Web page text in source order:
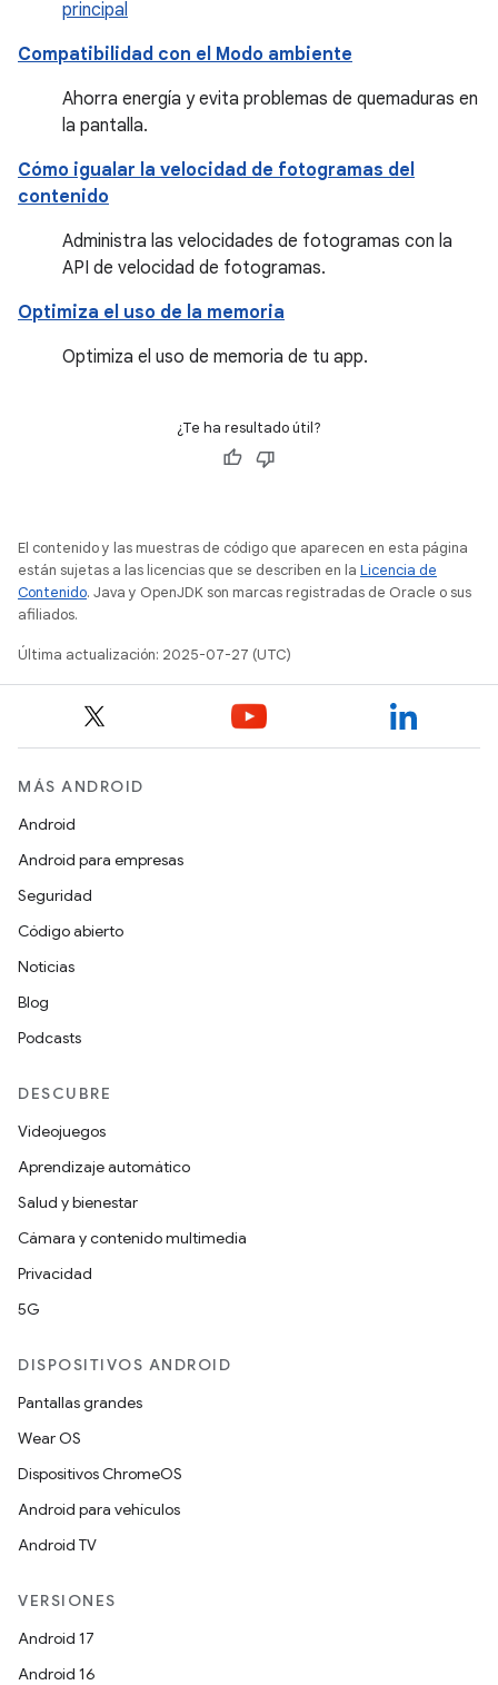
principal
Compatibilidad con el Modo ambiente
Ahorra energía y evita problemas de quemaduras en
la pantalla.
Cómo igualar la velocidad de fotogramas del
contenido
Administra las velocidades de fotogramas con la
API de velocidad de fotogramas.
Optimiza el uso de la memoria
Optimiza el uso de memoria de tu app.
¿Te ha resultado útil?
El contenido y las muestras de código que aparecen en esta página
están sujetas a las licencias que se describen en la Licencia de
Contenido. Java y OpenJDK son marcas registradas de Oracle o sus
afiliados.
Última actualización: 2025-07-27 (UTC)
MÁS ANDROID
Android
Android para empresas
Seguridad
Código abierto
Noticias
Blog
Podcasts
DESCUBRE
Videojuegos
Aprendizaje automático
Salud y bienestar
Cámara y contenido multimedia
Privacidad
5G
DISPOSITIVOS ANDROID
Pantallas grandes
Wear OS
Dispositivos ChromeOS
Android para vehículos
Android TV
VERSIONES
Android 17
Android 16